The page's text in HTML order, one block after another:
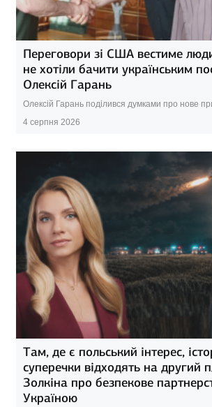
Переговори зі США вестиме
не хотіли бачити українським
Олексій Гарань
Олексій Гарань поділився думками про нове
4 серпня 2026
Там, де є польський інтерес,
суперечки відходять на другий
Золкіна про безпекове
Україною